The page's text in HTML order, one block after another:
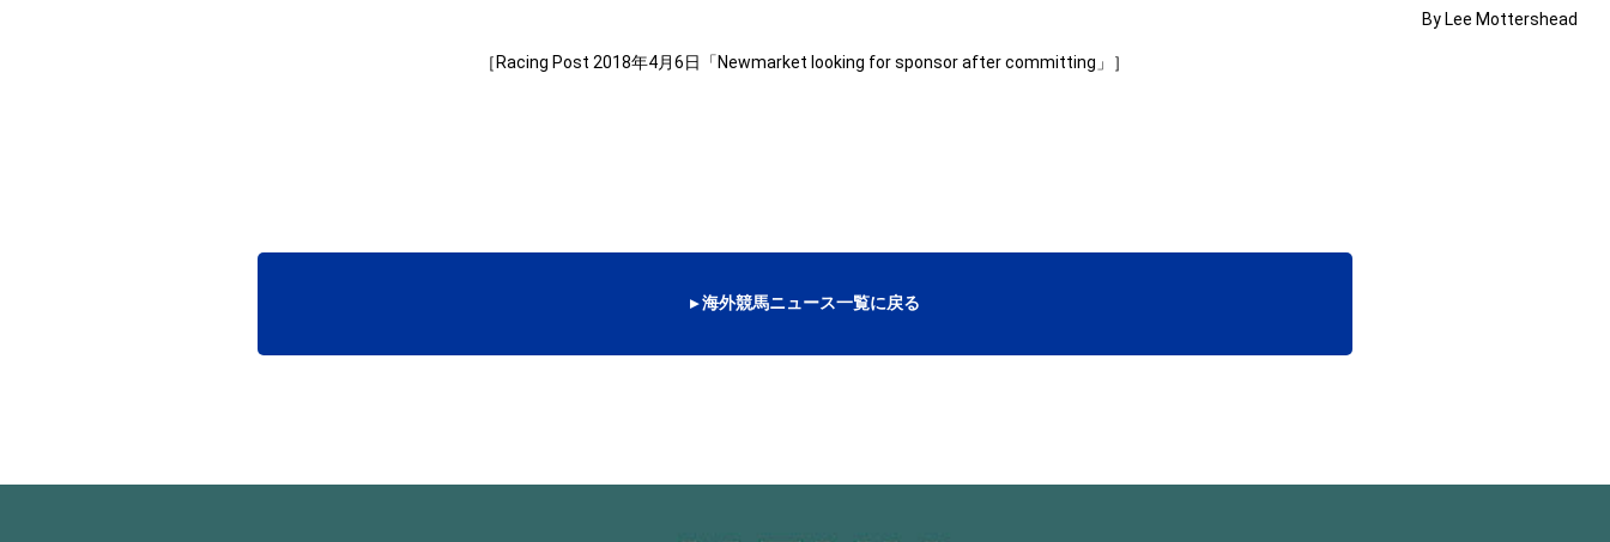
By Lee Mottershead
［Racing Post 2018年4月6日「Newmarket looking for sponsor after committing」］
▸ 海外競馬ニュース一覧に戻る